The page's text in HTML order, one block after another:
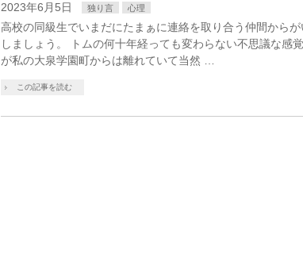
2023年6月5日 独り言 心理
高校の同級生でいまだにたまぁに連絡を取り合う仲間から
しましょう。 トムの何十年経っても変わらない不思議な感
が私の大泉学園町からは離れていて当然 …
この記事を読む